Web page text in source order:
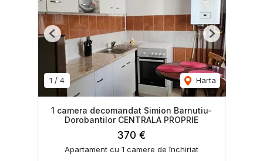
1 / 4 Harta
Previous Next
1 camera decomandat Simion Barnutiu-
Dorobantilor CENTRALA PROPRIE
370 €
Apartament cu 1 camere de închiriat